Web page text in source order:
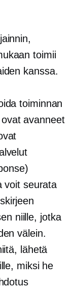
toimii
kanssa.
toiminnan
avanneet
voit seurata
niille, jotka
välein.
lähetä
miksi he